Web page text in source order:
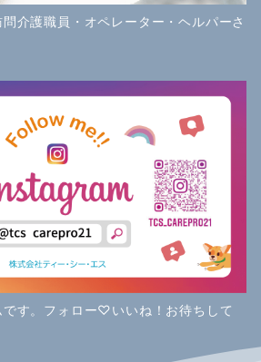
介護職員・オペレーター・ヘルパーさ
す。フォロー♡いいね！お待ちして